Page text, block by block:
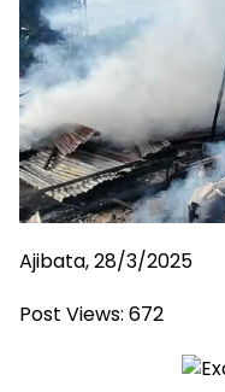
Ajibata, 28/3/2025
Post Views: 672